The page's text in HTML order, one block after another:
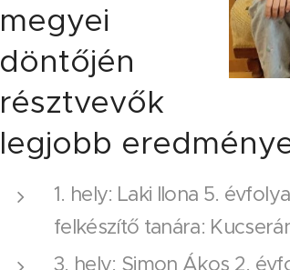
megyei
döntőjén
résztvevők
legjobb
1. hely: Laki Ilona 5.
felkészítő tanára:
3. hely: Simon Ákos 2.